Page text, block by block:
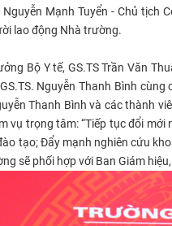
Nguyễn Mạnh Tuyển - Chủ
lao động Nhà trường.
Bộ Y tế, GS.TS Trần Văn
Nguyễn Thanh Bình
Thanh Bình và các thành
vụ trọng tâm: “Tiếp tục đổi
tạo; Đẩy mạnh nghiên cứu
sẽ phối hợp với Ban Giám